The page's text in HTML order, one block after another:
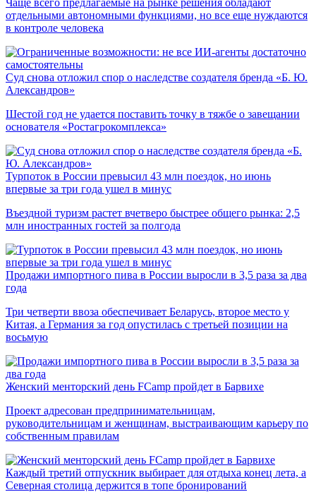
Чаще всего предлагаемые на рынке решения обладают
отдельными автономными функциями, но все еще нуждаются
в контроле человека
Суд снова отложил спор о наследстве создателя бренда «Б. Ю.
Александров»
Шестой год не удается поставить точку в тяжбе о завещании
основателя «Ростагрокомплекса»
Турпоток в России превысил 43 млн поездок, но июнь
впервые за три года ушел в минус
Въездной туризм растет вчетверо быстрее общего рынка: 2,5
млн иностранных гостей за полгода
Продажи импортного пива в России выросли в 3,5 раза за два
года
Три четверти ввоза обеспечивает Беларусь, второе место у
Китая, а Германия за год опустилась с третьей позиции на
восьмую
Женский менторский день FCamp пройдет в Барвихе
Проект адресован предпринимательницам,
руководительницам и женщинам, выстраивающим карьеру по
собственным правилам
Каждый третий отпускник выбирает для отдыха конец лета, а
Северная столица держится в топе бронирований